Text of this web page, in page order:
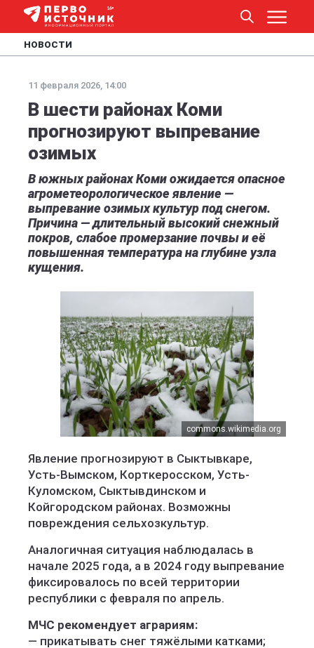
НОВОСТИ
11 февраля 2026, 14:00
В шести районах Коми
прогнозируют выпревание
озимых
В южных районах Коми ожидается опасное
агрометеорологическое явление —
выпревание озимых культур под снегом.
Причина — длительный высокий снежный
покров, слабое промерзание почвы и её
повышенная температура на глубине узла
кущения.
commons.wikimedia.org
Явление прогнозируют в Сыктывкаре,
Усть-Вымском, Корткеросском, Усть-
Куломском, Сыктывдинском и
Койгородском районах. Возможны
повреждения сельхозкультур.
Аналогичная ситуация наблюдалась в
начале 2025 года, а в 2024 году выпревание
фиксировалось по всей территории
республики с февраля по апрель.
МЧС рекомендует аграриям:
— прикатывать снег тяжёлыми катками;